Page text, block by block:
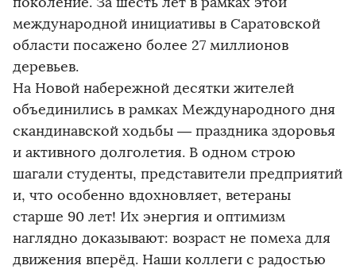
международной инициативы в Саратовской
области посажено более 27 миллионов
деревьев.
На Новой набережной десятки жителей
объединились в рамках Международного дня
скандинавской ходьбы — праздника здоровья
и активного долголетия. В одном строю
шагали студенты, представители предприятий
и, что особенно вдохновляет, ветераны
старше 90 лет! Их энергия и оптимизм
наглядно доказывают: возраст не помеха для
движения вперёд. Наши коллеги с радостью